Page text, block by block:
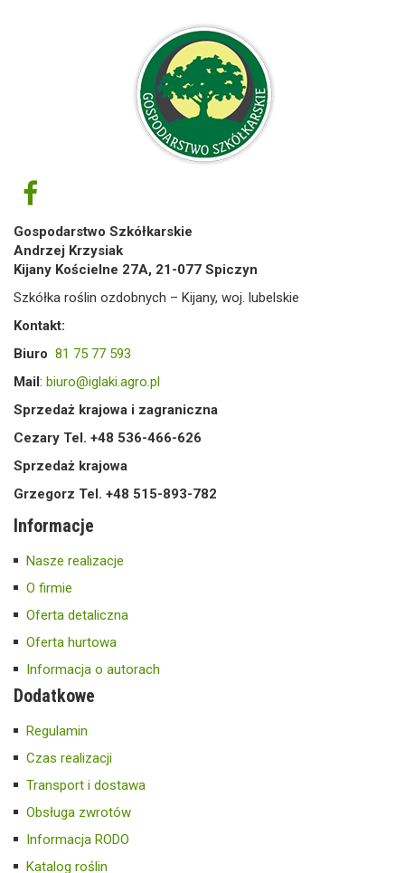
Gospodarstwo Szkółkarskie
Andrzej Krzysiak
Kijany Kościelne 27A, 21-077 Spiczyn
Szkółka roślin ozdobnych – Kijany, woj. lubelskie
Kontakt:
Biuro 81 75 77 593
Mail: biuro@iglaki.agro.pl
Sprzedaż krajowa i zagraniczna
Cezary Tel. +48 536-466-626
Sprzedaż krajowa
Grzegorz Tel. +48 515-893-782
Informacje
Nasze realizacje
O firmie
Oferta detaliczna
Oferta hurtowa
Informacja o autorach
Dodatkowe
Regulamin
Czas realizacji
Transport i dostawa
Obsługa zwrotów
Informacja RODO
Katalog roślin